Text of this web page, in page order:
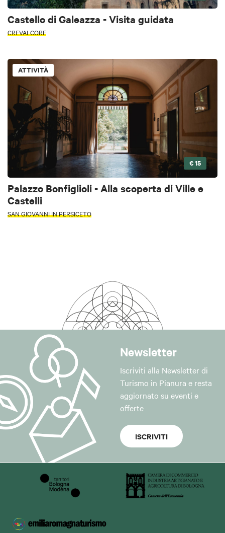
Castello di Galeazza - Visita guidata
CREVALCORE
ATTIVITÀ
€ 15
Palazzo Bonfiglioli - Alla scoperta di Ville e
Castelli
SAN GIOVANNI IN PERSICETO
Newsletter
Iscriviti alla Newsletter di
Turismo in Pianura e resta
aggiornato su eventi e
offerte
ISCRIVITI